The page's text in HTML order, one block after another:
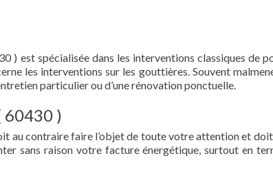
) est spécialisée dans les interventions classiques de
les interventions sur les gouttières. Souvent
particulier ou d’une rénovation ponctuelle.
60430 )
au contraire faire l’objet de toute votre attention et
sans raison votre facture énergétique, surtout en